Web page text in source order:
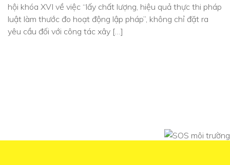
hội khóa XVI về việc “lấy chất lượng, hiệu quả thực thi pháp
luật làm thước đo hoạt động lập pháp”, không chỉ đặt ra
yêu cầu đối với công tác xây […]